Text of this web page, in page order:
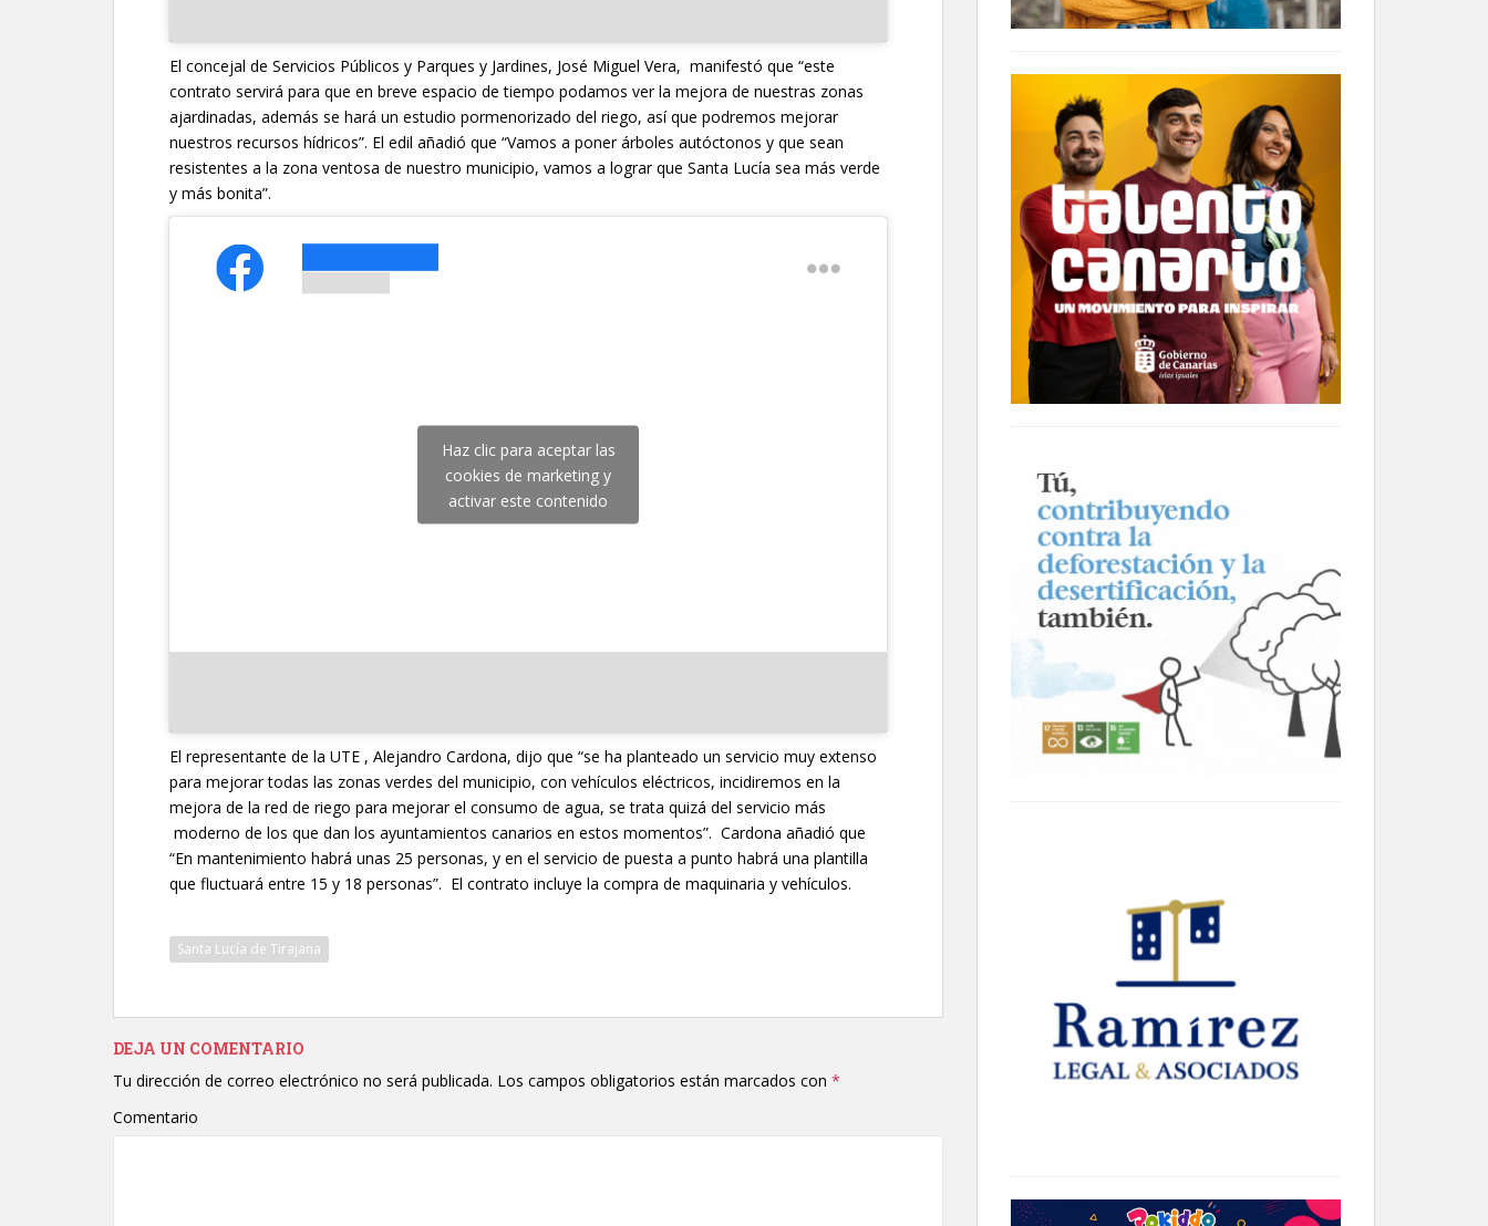
El concejal de Servicios Públicos y Parques y Jardines, José Miguel Vera, manifestó que “este
contrato servirá para que en breve espacio de tiempo podamos ver la mejora de nuestras zonas
ajardinadas, además se hará un estudio pormenorizado del riego, así que podremos mejorar
nuestros recursos hídricos”. El edil añadió que “Vamos a poner árboles autóctonos y que sean
resistentes a la zona ventosa de nuestro municipio, vamos a lograr que Santa Lucía sea más verde
y más bonita”.
Haz clic para aceptar las
cookies de marketing y
activar este contenido
El representante de la UTE , Alejandro Cardona, dijo que “se ha planteado un servicio muy extenso
para mejorar todas las zonas verdes del municipio, con vehículos eléctricos, incidiremos en la
mejora de la red de riego para mejorar el consumo de agua, se trata quizá del servicio más
moderno de los que dan los ayuntamientos canarios en estos momentos”. Cardona añadió que
“En mantenimiento habrá unas 25 personas, y en el servicio de puesta a punto habrá una plantilla
que fluctuará entre 15 y 18 personas”. El contrato incluye la compra de maquinaria y vehículos.
Santa Lucía de Tirajana
DEJA UN COMENTARIO
Tu dirección de correo electrónico no será publicada. Los campos obligatorios están marcados con *
Comentario